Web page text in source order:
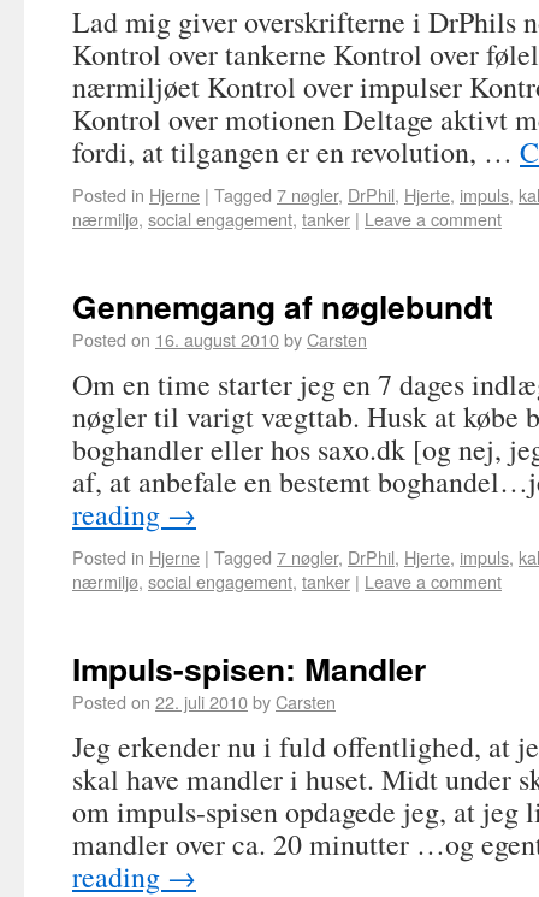
Lad mig giver overskrifterne i DrPhils
Kontrol over tankerne Kontrol over
nærmiljøet Kontrol over impulser
Kontrol over motionen Deltage aktivt
fordi, at tilgangen er en revolution, …
Posted in Hjerne | Tagged 7 nøgler, DrPhil, Hjerte, impuls,
nærmiljø, social engagement, tanker | Leave a comment
Gennemgang af nøglebundt
Posted on 16. august 2010byCarsten
Om en time starter jeg en 7 dages
nøgler til varigt vægttab. Husk at købe
boghandler eller hos saxo.dk [og nej,
af, at anbefale en bestemt
reading →
Posted in Hjerne | Tagged 7 nøgler, DrPhil, Hjerte, impuls,
nærmiljø, social engagement, tanker | Leave a comment
Impuls-spisen: Mandler
Posted on 22. juli 2010byCarsten
Jeg erkender nu i fuld offentlighed, at
skal have mandler i huset. Midt under
om impuls-spisen opdagede jeg, at jeg
mandler over ca. 20 minutter …og
reading →